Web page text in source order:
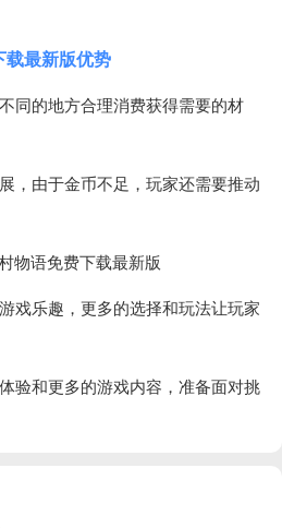
载最新版优势
同的地方合理消费获得需要的材
，由于金币不足，玩家还需要推动
戏乐趣，更多的选择和玩法让玩家
验和更多的游戏内容，准备面对挑